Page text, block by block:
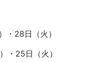
・28日（火）
・25日（火）